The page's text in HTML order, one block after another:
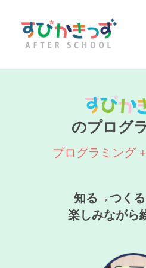
のプログ
プログラミング
知る→つく
楽しみながら